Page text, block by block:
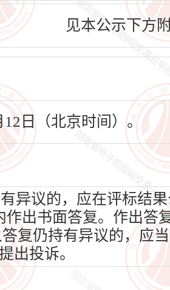
见本公示下方
日（北京时间）。
异议的，应在评标结
出书面答复。作出答
复仍持有异议的，应
出投诉。